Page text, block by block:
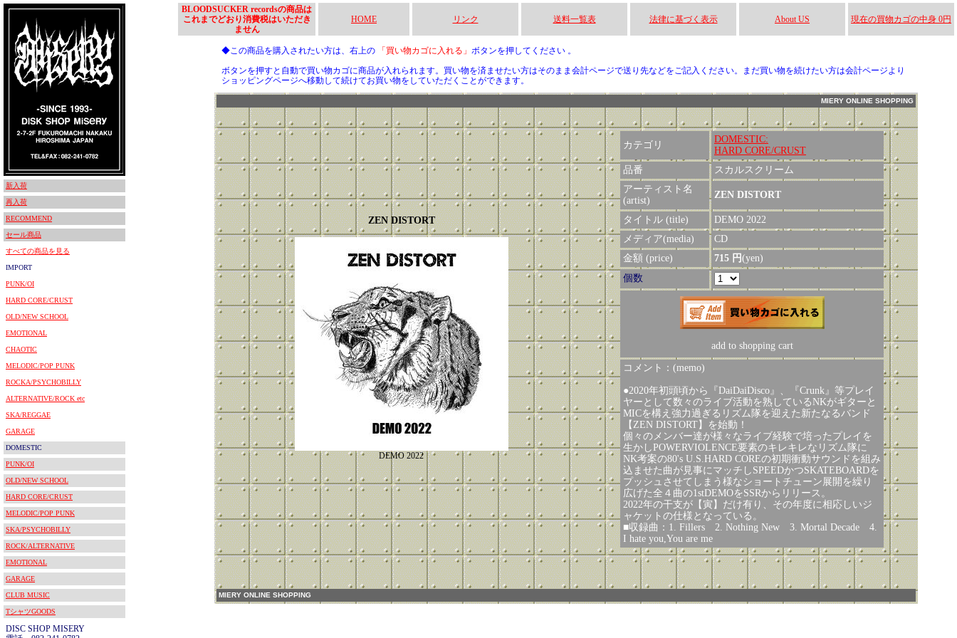
新入荷
再入荷
RECOMMEND
セール商品
すべての商品を見る
IMPORT
PUNK/OI
HARD CORE/CRUST
OLD/NEW SCHOOL
EMOTIONAL
CHAOTIC
MELODIC/POP PUNK
ROCKA/PSYCHOBILLY
ALTERNATIVE/ROCK etc
SKA/REGGAE
GARAGE
DOMESTIC
PUNK/OI
OLD/NEW SCHOOL
HARD CORE/CRUST
MELODIC/POP PUNK
SKA/PSYCHOBILLY
ROCK/ALTERNATIVE
EMOTIONAL
GARAGE
CLUB MUSIC
TシャツGOODS
DISC SHOP MISERY
BLOODSUCKER recordsの商品は
これまでどおり消費税はいただき
ません
HOME リンク 送料一覧表 法律に基づく表示 About US 現在の買物カゴの中身 0円
◆この商品を購入されたい方は、右上の 「買い物カゴに入れる」 ボタンを押してください 。
ボタンを押すと自動で買い物カゴに商品が入れられます。買い物を済ませたい方はそのまま会計ページで送り先などをご記入ください。まだ買い物を続けたい方は会計ページより
ショッピングページへ移動して続けてお買い物をしていただくことができます。
MIERY ONLINE SHOPPING
ZEN DISTORT
DEMO 2022
カテゴリ
DOMESTIC:
HARD CORE/CRUST
品番
スカルスクリーム
アーティスト名
(artist)
ZEN DISTORT
タイトル (title)
DEMO 2022
メディア(media)
CD
金額 (price)
715 円(yen)
個数
add to shopping cart
コメント：(memo)
●2020年初頭頃から『DaiDaiDisco』、『Crunk』等プレイ
ヤーとして数々のライブ活動を熟しているNKがギターと
MICを構え強力過ぎるリズム隊を迎えた新たなるバンド
【ZEN DISTORT】を始動！
個々のメンバー達が様々なライブ経験で培ったプレイを
生かしPOWERVIOLENCE要素のキレキレなリズム隊に
NK考案の80's U.S.HARD COREの初期衝動サウンドを組み
込ませた曲が見事にマッチしSPEEDかつSKATEBOARDを
プッシュさせてしまう様なショートチューン展開を繰り
広げた全４曲の1stDEMOをSSRからリリース。
2022年の干支が【寅】だけ有り、その年度に相応しいジ
ャケットの仕様となっている。
■収録曲：1. Fillers 2. Nothing New 3. Mortal Decade 4.
I hate you,You are me
MIERY ONLINE SHOPPING